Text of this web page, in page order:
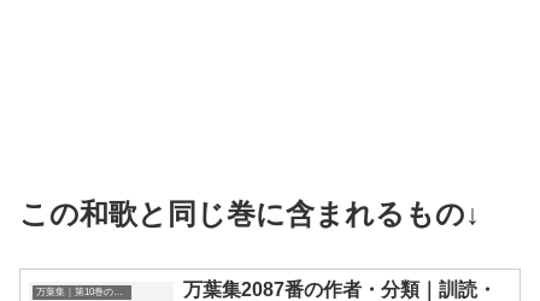
この和歌と同じ巻に含まれるもの↓
万葉集｜第10巻の和歌一覧
万葉集2087番の作者・分類｜訓読・